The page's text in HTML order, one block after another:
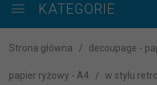
KATEGORIE
Strona główna decoupage -
papier ryżowy - A4 w stylu